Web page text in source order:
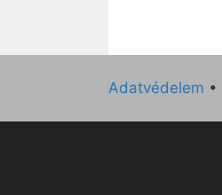
Adatvédelem •